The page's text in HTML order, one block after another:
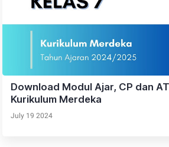
Download Modul Ajar, CP dan
Kurikulum Merdeka
July 19 2024